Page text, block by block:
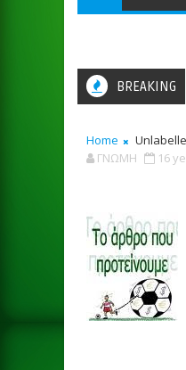
BREAKING
Home
ΓΝΩΜΗ
16